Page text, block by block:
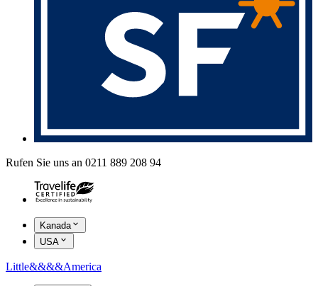
Rufen Sie uns an 0211 889 208 94
Kanada
USA
Little&&&&America